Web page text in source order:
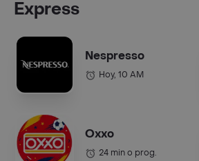
Express
Nespresso
Hoy, 10 AM
Oxxo
24 min o prog.